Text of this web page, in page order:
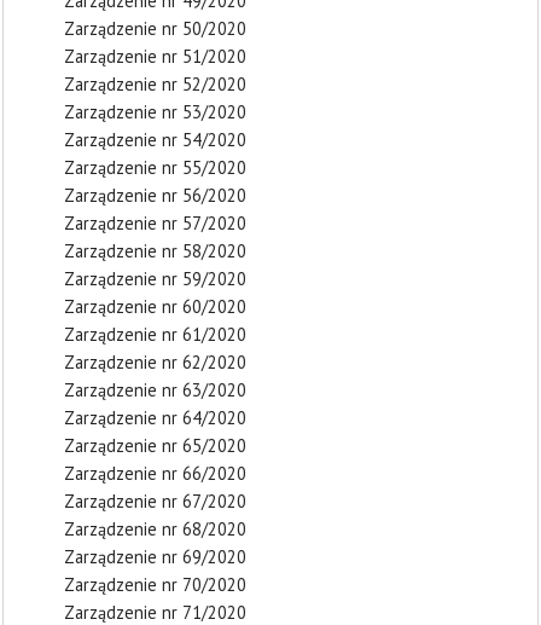
Zarządzenie nr 50/2020
Zarządzenie nr 51/2020
Zarządzenie nr 52/2020
Zarządzenie nr 53/2020
Zarządzenie nr 54/2020
Zarządzenie nr 55/2020
Zarządzenie nr 56/2020
Zarządzenie nr 57/2020
Zarządzenie nr 58/2020
Zarządzenie nr 59/2020
Zarządzenie nr 60/2020
Zarządzenie nr 61/2020
Zarządzenie nr 62/2020
Zarządzenie nr 63/2020
Zarządzenie nr 64/2020
Zarządzenie nr 65/2020
Zarządzenie nr 66/2020
Zarządzenie nr 67/2020
Zarządzenie nr 68/2020
Zarządzenie nr 69/2020
Zarządzenie nr 70/2020
Zarządzenie nr 71/2020